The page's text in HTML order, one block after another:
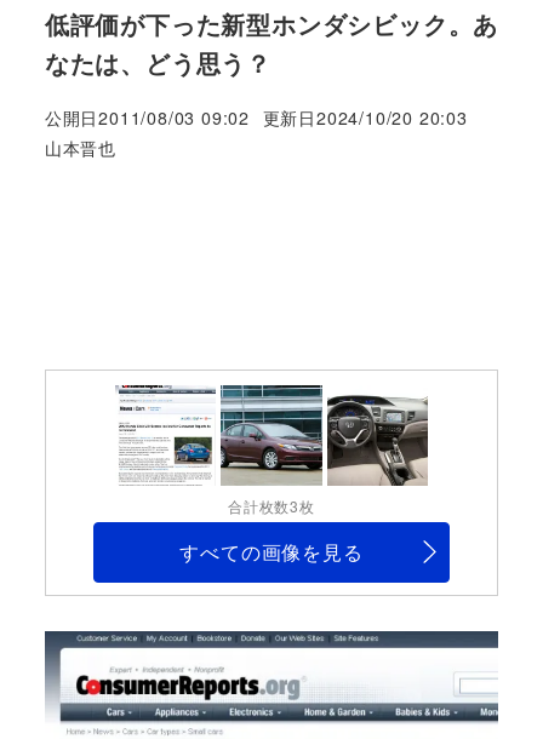
低評価が下った新型ホンダシビック。あ
なたは、どう思う？
公開日2011/08/03 09:02 更新日2024/10/20 20:03
著
山本晋也
合計枚数3枚
すべての画像を見る